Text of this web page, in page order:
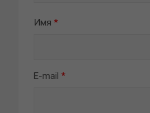
Имя *
E-mail *